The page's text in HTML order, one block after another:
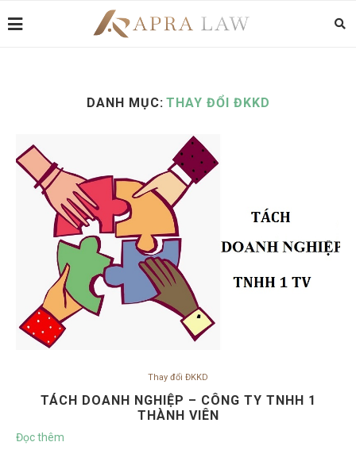
DANH MỤC: THAY ĐỔI ĐKKD
Thay đổi ĐKKD
TÁCH DOANH NGHIỆP – CÔNG TY TNHH 1
THÀNH VIÊN
Đọc thêm